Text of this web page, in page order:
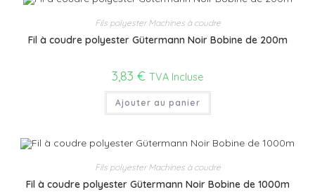
Fils polyester Machines à coudre
Fil à coudre polyester Gütermann Noir Bobine de 200m
3,83 € TVA Incluse
Ajouter au panier
Fils polyester Machines à coudre
Fil à coudre polyester Gütermann Noir Bobine de 1000m